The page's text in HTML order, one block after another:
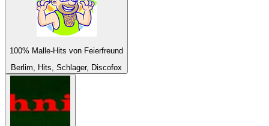
100% Malle-Hits von Feierfreund
Berlim, Hits, Schlager, Discofox